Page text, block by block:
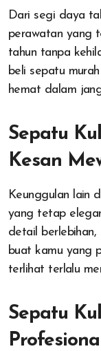
Dari segi daya
perawatan yang
tahun tanpa
beli sepatu
hemat dalam
Sepatu
Kesan
Keunggulan lain
yang tetap
detail
buat kamu yang
terlihat terlalu
Sepatu